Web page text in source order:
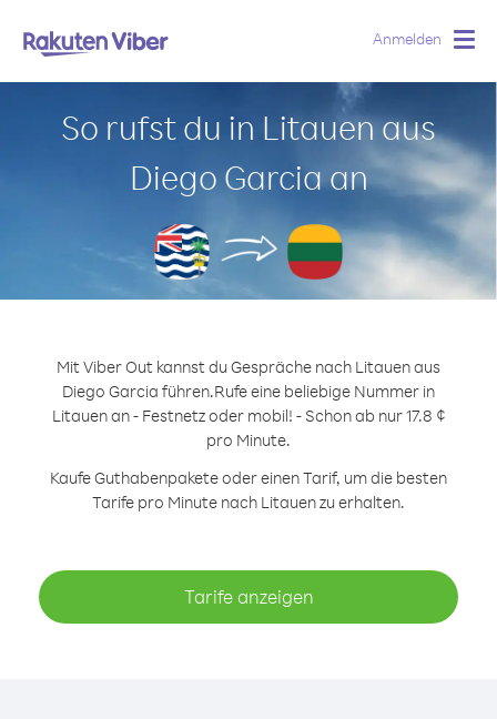
Anmelden
So rufst du in Litauen aus
Diego Garcia an
Mit Viber Out kannst du Gespräche nach Litauen aus
Diego Garcia führen.Rufe eine beliebige Nummer in
Litauen an - Festnetz oder mobil! - Schon ab nur 17.8 ¢
pro Minute.
Kaufe Guthabenpakete oder einen Tarif, um die besten
Tarife pro Minute nach Litauen zu erhalten.
Tarife anzeigen